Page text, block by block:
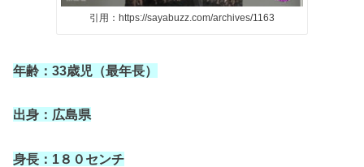
引用：https://sayabuzz.com/archives/1163
年齢：33歳児（最年長）
出身：広島県
身長： 1８０センチ